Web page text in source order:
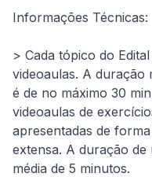
Informações Técnicas:
> Cada tópico do
videoaulas. A duração
é de no máximo 30
videoaulas de
apresentadas de
extensa. A duração
média de 5 minutos.